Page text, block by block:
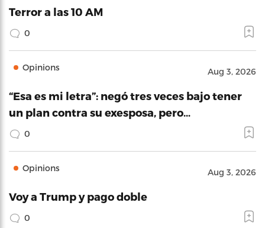
Terror a las 10 AM
0
Opinions Aug 3, 2026
“Esa es mi letra”: negó tres veces bajo tener
un plan contra su exesposa, pero…
0
Opinions Aug 3, 2026
Voy a Trump y pago doble
0